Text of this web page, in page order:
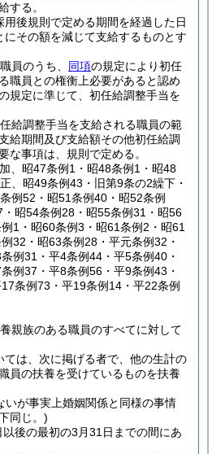
する。
用後規則で定める期間を経過した日
その額を減じて支給するものとす
員のうち、 同項の規定により初任
職員との権衡上必要があると認め
規定に準じて、初任給調整手当を
給調整手当を支給される職員の範
給期間及び支給額その他初任給調
な事項は、規則で定める。
、昭47条例1・昭48条例1・昭48
、昭49条例43・旧第9条の2繰下・
例52・昭51条例40・昭52条例
昭54条例28・昭55条例31・昭56
1・昭60条例3・昭61条例2・昭61
32・昭63条例28・平元条例32・
例31・平4条例44・平5条例40・
例37・平8条例56・平9条例43・
条例73・平19条例14・平22条例
親族のある職員のすべてに対して
ては、次に掲げる者で、他の生計の
員の扶養を受けているものを扶養
いが事実上婚姻関係と同様の事情
同じ。)
後の最初の3月31日までの間にあ